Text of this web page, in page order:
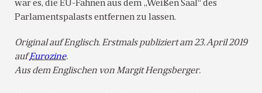
war es, die EU-Fahnen aus dem „Weißen Saal“ des
Parlamentspalasts entfernen zu lassen.
Original auf Englisch. Erstmals publiziert am 23. April 2019
aufEurozine.
Aus dem Englischen von Margit Hengsberger.